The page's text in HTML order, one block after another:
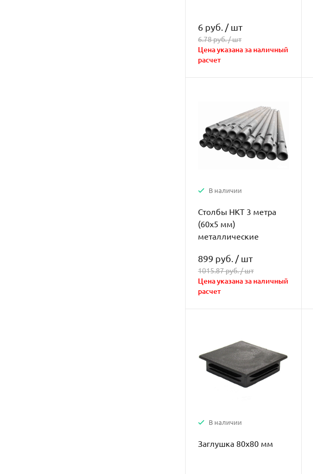
6 руб. / шт
6.78 руб. /шт
Цена указана за наличный
расчет
В наличии
Столбы НКТ 3 метра
(60х5 мм)
металлические
899 руб. / шт
1015.87 руб. /шт
Цена указана за наличный
расчет
В наличии
Заглушка 80х80 мм